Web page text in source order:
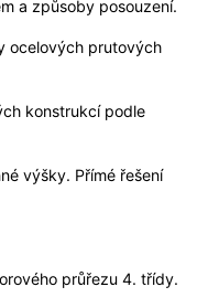
a způsoby posouzení.
ocelových prutových
konstrukcí podle
výšky. Přímé řešení
průřezu 4. třídy.